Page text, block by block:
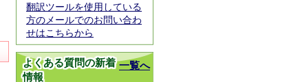
翻訳ツールを使用している
方のメールでのお問い合わ
せはこちらから
一覧へ
よくある質問の新着
情報